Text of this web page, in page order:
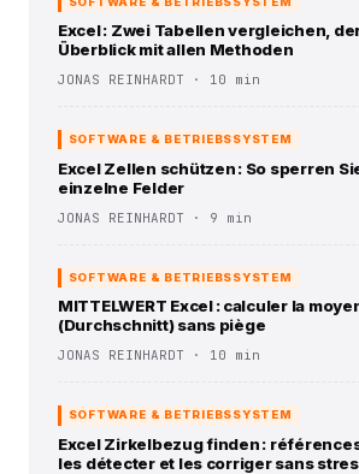
Excel : Zwei Tabellen vergleichen,
Überblick mit allen Methoden
JONAS REINHARDT · 10 min
SOFTWARE & BETRIEBSSYSTEM
Excel Zellen schützen : So sperren
einzelne Felder
JONAS REINHARDT · 9 min
SOFTWARE & BETRIEBSSYSTEM
MITTELWERT Excel : calculer la
(Durchschnitt) sans piège
JONAS REINHARDT · 10 min
SOFTWARE & BETRIEBSSYSTEM
Excel Zirkelbezug finden :
les détecter et les corriger sans